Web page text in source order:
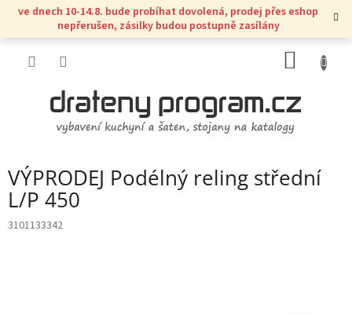
Přejít
obsah
ve dnech 10-14.8. bude probíhat dovolená, prodej přes eshop
nepřerušen, zásilky budou postupně zasílány
KOŠÍK
VÝPRODEJ Podélný reling střední
L/P 450
3101133342